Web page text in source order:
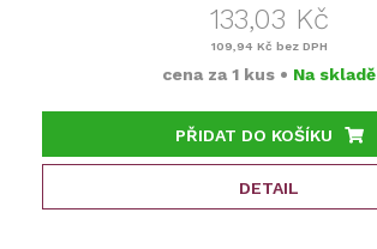
133,03 Kč
109,94 Kč bez DPH
cena za 1 kus • Na skladě
PŘIDAT DO KOŠÍKU
DETAIL